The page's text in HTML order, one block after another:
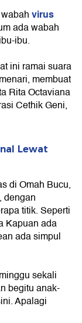
virus
ada wabah
ibu.
ini ramai suara
membuat
Rita Octaviana
Cethik Geni,
Lewat
di Omah Bucu,
dengan
titik. Seperti
Kapuan ada
ada simpul
sekali
begitu anak-
Apalagi